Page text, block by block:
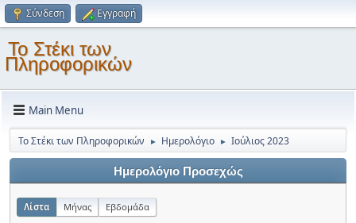
Σύνδεση Εγγραφή
Το Στέκι των
Πληροφορικών
Main Menu
Το Στέκι των Πληροφορικών ► Ημερολόγιο ► Ιούλιος 2023
Ημερολόγιο Προσεχώς
Λίστα Μήνας Εβδομάδα